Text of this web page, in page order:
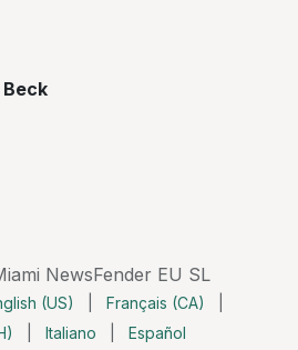
NewsFender EU SL
(US) Français (CA)
Italiano Español